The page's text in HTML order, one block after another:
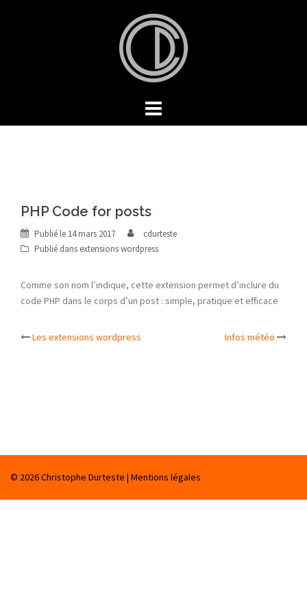
PHP Code for posts
Publié le 14 mars 2017
cdurteste
Publié dans extensions wordpress
Comme son nom l’indique, cette extension permet d’inclure du
code PHP dans le corps d’un post : simple, pratique et efficace
Navigation
Les extensions wordpress Infos météo
© 2026Christophe Durteste | Mentions légales